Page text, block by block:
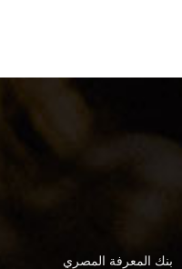
بنك المعرفة المصري